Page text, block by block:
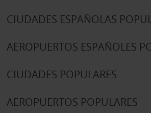
CIUDADES ESPAÑOLAS
AEROPUERTOS ESPAÑOLES
CIUDADES POPULARES
AEROPUERTOS POPULARES